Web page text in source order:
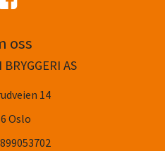
oss
AS
14
Oslo